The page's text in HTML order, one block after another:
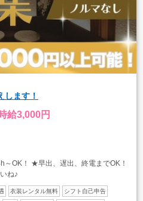
します！
給3,000円
OK！ ★早出、遅出、終電までOK！
ね♪
衣装レンタル無料 シフト自己申告